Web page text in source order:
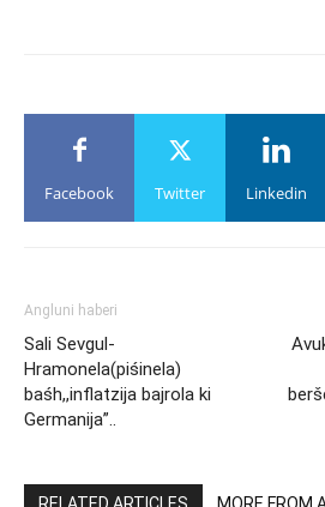
Facebook Twitter Linkedin
Angluni haberi
Sali Sevgul-
Hramonela(piśinela)
baśh,,inflatzija bajrola ki
Germanija”..